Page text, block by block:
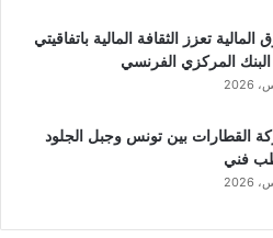
المالية تعزز الثقافة المالية باتفاقيتي
المركزي الفرنسي
القطارات بين تونس وجبل الجلود
فني